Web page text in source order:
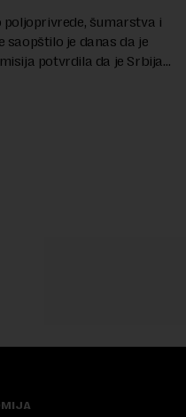
šumarstva i
saopštilo je danas da je
potvrdila da je Srbija